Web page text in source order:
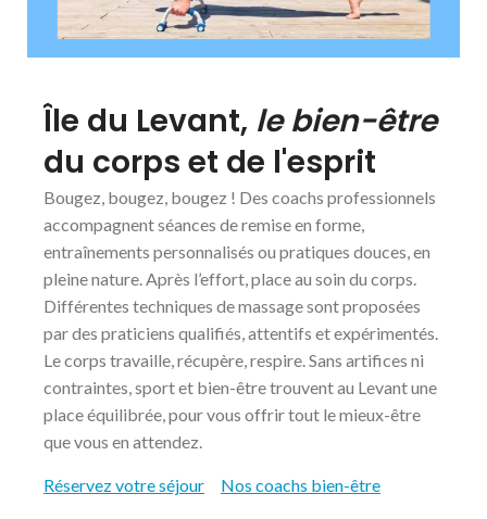
Île du Levant, le bien-être
du corps et de l'esprit
Bougez, bougez, bougez ! Des coachs professionnels
accompagnent séances de remise en forme,
entraînements personnalisés ou pratiques douces, en
pleine nature. Après l’effort, place au soin du corps.
Différentes techniques de massage sont proposées
par des praticiens qualifiés, attentifs et expérimentés.
Le corps travaille, récupère, respire. Sans artifices ni
contraintes, sport et bien-être trouvent au Levant une
place équilibrée, pour vous offrir tout le mieux-être
que vous en attendez.
Réservez votre séjour Nos coachs bien-être